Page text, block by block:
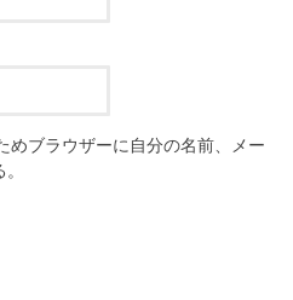
めブラウザーに自分の名前、メー